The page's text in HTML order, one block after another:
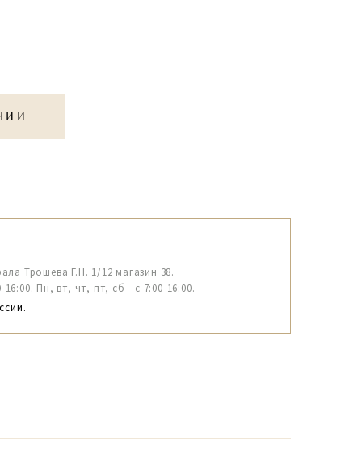
Трошева Г.Н. 1/12 магазин 38.
16:00. Пн, вт, чт, пт, сб - с 7:00-16:00.